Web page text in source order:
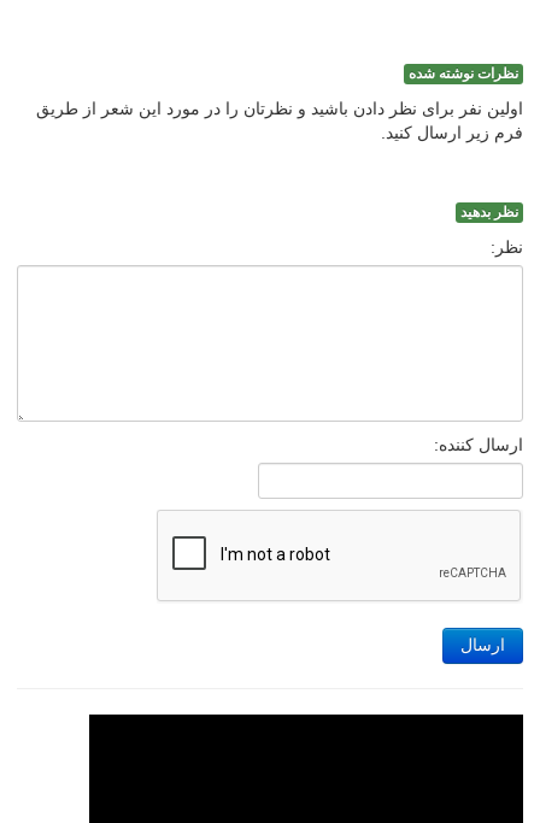
نظرات نوشته شده
اولین نفر برای نظر دادن باشید و نظرتان را در مورد این شعر از طریق
فرم زیر ارسال کنید.
نظر بدهید
نظر:
ارسال کننده:
ارسال